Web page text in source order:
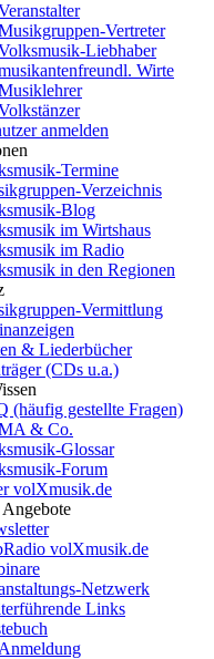
Vertreter
Liebhaber
Wirte
anmelden
Termine
Verzeichnis
Blog
im Wirtshaus
im Radio
in den Regionen
Vermittlung
& Liederbücher
(CDs u.a.)
(häufig gestellte Fragen)
& Co.
Glossar
Forum
volXmusik.de
volXmusik.de
Netzwerk
Links